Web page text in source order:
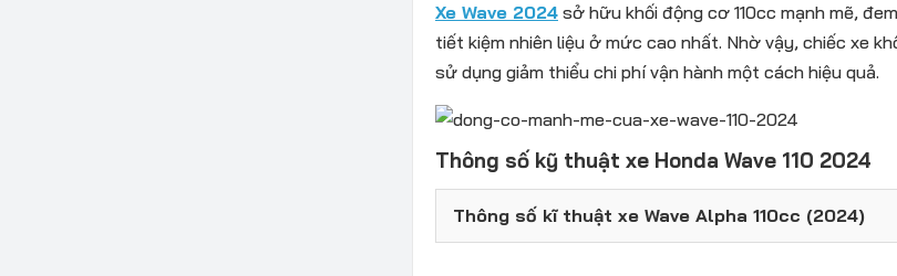
Xe Wave 2024 sở hữu khối động cơ 110cc mạnh mẽ,
tiết kiệm nhiên liệu ở mức cao nhất. Nhờ vậy, chiếc xe
sử dụng giảm thiểu chi phí vận hành một cách hiệu quả.
Thông số kỹ thuật xe Honda Wave 110 2024
Thông số kĩ thuật xe Wave Alpha 110cc (2024)